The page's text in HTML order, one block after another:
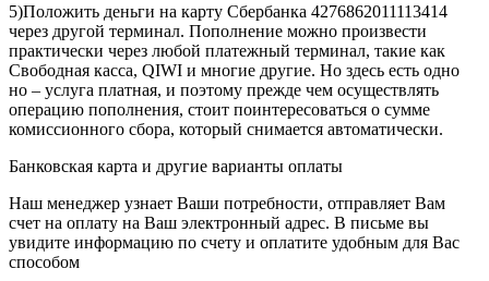
5)Положить деньги на карту Сбербанка 4276862011113414
через другой терминал. Пополнение можно произвести
практически через любой платежный терминал, такие как
Свободная касса, QIWI и многие другие. Но здесь есть одно
но – услуга платная, и поэтому прежде чем осуществлять
операцию пополнения, стоит поинтересоваться о сумме
комиссионного сбора, который снимается автоматически.
Банковская карта и другие варианты оплаты
Наш менеджер узнает Ваши потребности, отправляет Вам
счет на оплату на Ваш электронный адрес. В письме вы
увидите информацию по счету и оплатите удобным для Вас
способом